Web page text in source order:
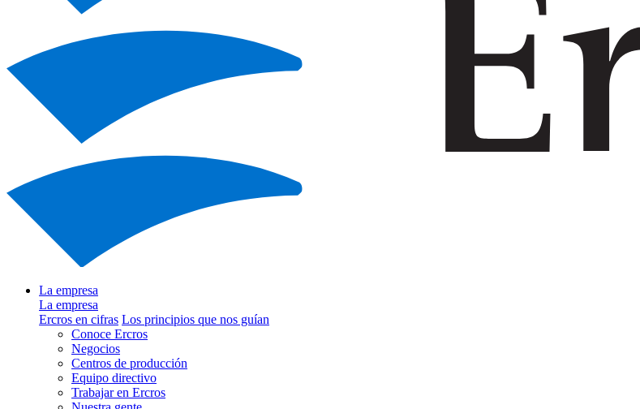
La empresa
La empresa
Ercros en cifras Los principios que nos guían
Conoce Ercros
Negocios
Centros de producción
Equipo directivo
Trabajar en Ercros